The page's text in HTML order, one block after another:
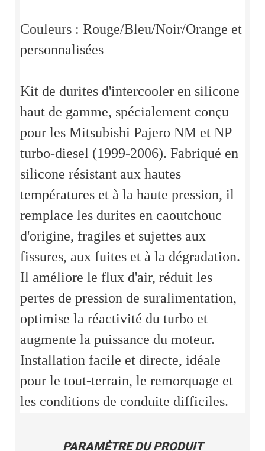
Couleurs : Rouge/Bleu/Noir/Orange et
personnalisées
Kit de durites d'intercooler en silicone
haut de gamme, spécialement conçu
pour les Mitsubishi Pajero NM et NP
turbo-diesel (1999-2006). Fabriqué en
silicone résistant aux hautes
températures et à la haute pression, il
remplace les durites en caoutchouc
d'origine, fragiles et sujettes aux
fissures, aux fuites et à la dégradation.
Il améliore le flux d'air, réduit les
pertes de pression de suralimentation,
optimise la réactivité du turbo et
augmente la puissance du moteur.
Installation facile et directe, idéale
pour le tout-terrain, le remorquage et
les conditions de conduite difficiles.
PARAMÈTRE DU PRODUIT